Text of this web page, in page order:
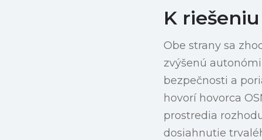
K riešeniu
Obe strany sa
zvýšenú
bezpečnosti a
hovorí hovorca
prostredia
dosiahnutie